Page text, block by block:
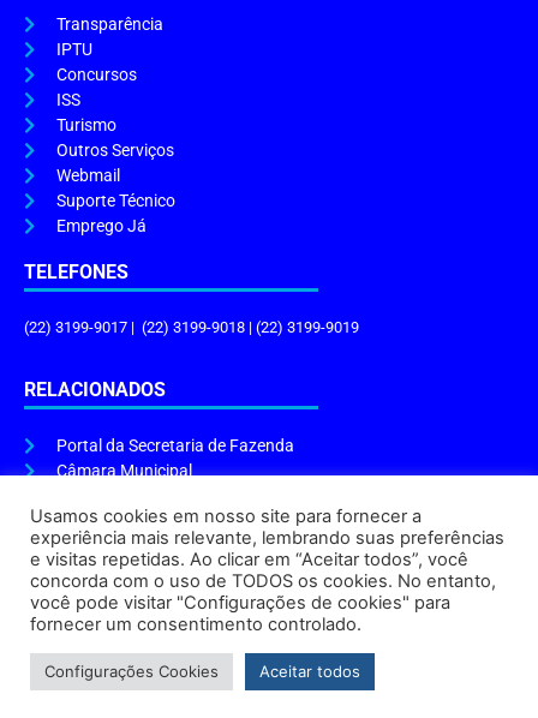
Transparência
IPTU
Concursos
ISS
Turismo
Outros Serviços
Webmail
Suporte Técnico
Emprego Já
TELEFONES
(22) 3199-9017 | (22) 3199-9018 | (22) 3199-9019
RELACIONADOS
Portal da Secretaria de Fazenda
Câmara Municipal
ENDEREÇO E HORÁRIO
Endereço:Praça Tiradentes, s/n – Centro, Cabo Frio – RJ, 28906-290
Atendimento do Protocolo Geral da Prefeitura:9h às 16h
Horário de Funcionamento:8h às 17h
Usamos cookies em nosso site para fornecer a
experiência mais relevante, lembrando suas preferências
e visitas repetidas. Ao clicar em “Aceitar todos”, você
concorda com o uso de TODOS os cookies. No entanto,
você pode visitar "Configurações de cookies" para
fornecer um consentimento controlado.
Configurações Cookies Aceitar todos